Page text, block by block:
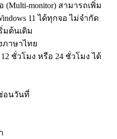
monitor) สามารถเพิ่ม
11 ได้ทุกจอ ไม่จำกัด
มต้นเดิม
ภาษาไทย
ชั่วโมง หรือ 24 ชั่วโมง ได้
อนวันที่